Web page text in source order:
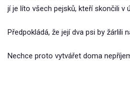
jí je líto všech pejsků, kteří skončili v
Předpokládá, že její dva psi by žárlili
Nechce proto vytvářet doma